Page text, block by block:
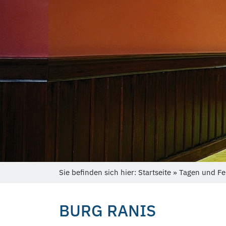
Sie befinden sich hier: Startseite » Tagen und
BURG RANIS